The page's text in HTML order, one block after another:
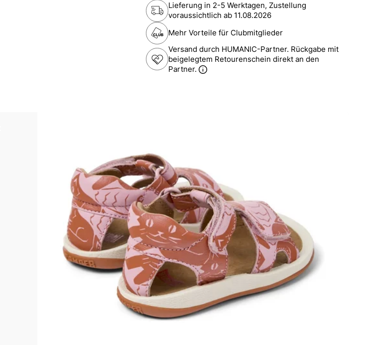
Lieferung in 2-5 Werktagen, Zustellung
voraussichtlich ab 11.08.2026
Mehr Vorteile für Clubmitglieder
Versand durch HUMANIC-Partner. Rückgabe mit
beigelegtem Retourenschein direkt an den
Partner.